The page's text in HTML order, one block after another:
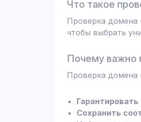
Что такое
Проверка домена
чтобы выбрать
Почему важно
Проверка домена
Сохранить